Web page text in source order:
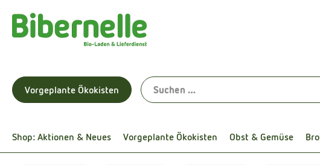
Vorgeplante Ökokisten
Shop: Aktionen & Neues Vorgeplante Ökokisten Obst & Gemüse